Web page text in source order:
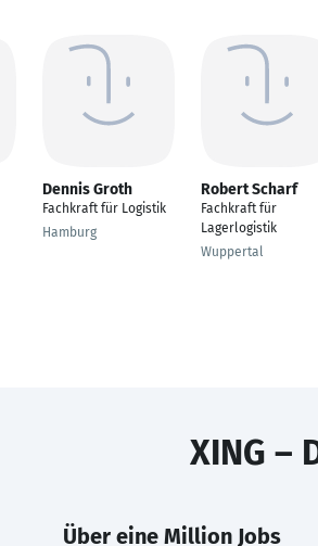
Dennis Groth
Fachkraft für Logistik
Hamburg
Robert Scharf
Fachkraft für
Lagerlogistik
Wuppertal
XING –
Über eine Million Jobs